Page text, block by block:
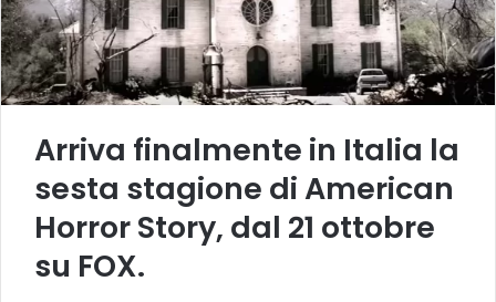
Arriva finalmente in Italia la
sesta stagione di American
Horror Story, dal 21 ottobre
su FOX.